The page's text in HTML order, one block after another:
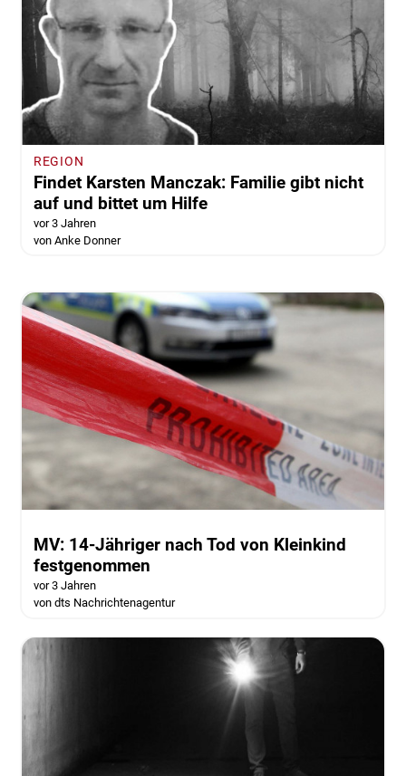
REGION
Findet Karsten Manczak: Familie gibt nicht
auf und bittet um Hilfe
vor 3 Jahren
von Anke Donner
MV: 14-Jähriger nach Tod von Kleinkind
festgenommen
vor 3 Jahren
von dts Nachrichtenagentur